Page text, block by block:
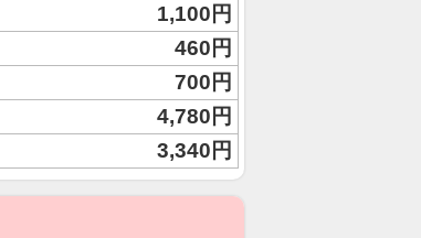
1,100円
460円
700円
4,780円
3,340円